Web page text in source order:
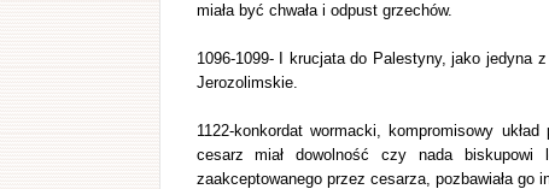
miała być chwała i odpust grzechów.
1096-1099- I krucjata do Palestyny, jako jedyna
Jerozolimskie.
1122-konkordat wormacki, kompromisowy
cesarz miał dowolność czy nada
zaakceptowanego przez cesarza, pozbawiała go